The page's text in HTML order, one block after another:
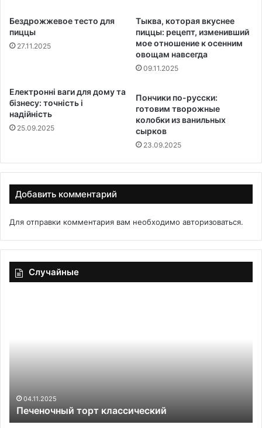
Бездрожжевое тесто для
пиццы
27.11.2025
Тыква, которая вкуснее
пиццы: рецепт, изменивший
мое отношение к осенним
овощам навсегда
09.11.2025
Електронні ваги для дому та
бізнесу: точність і
надійність
25.09.2025
Пончики по-русски:
готовим творожные
колобки из ванильных
сырков
23.09.2025
Добавить комментарий
Для отправки комментария вам необходимо авторизоваться.
Случайные
04.11.2025
Печеночный торт классический